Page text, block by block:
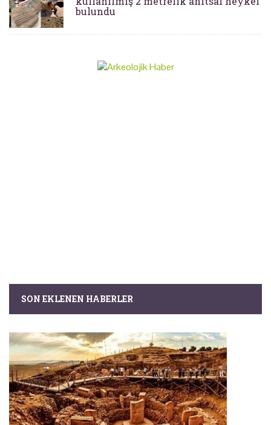
bulundu
SON EKLENEN HABERLER